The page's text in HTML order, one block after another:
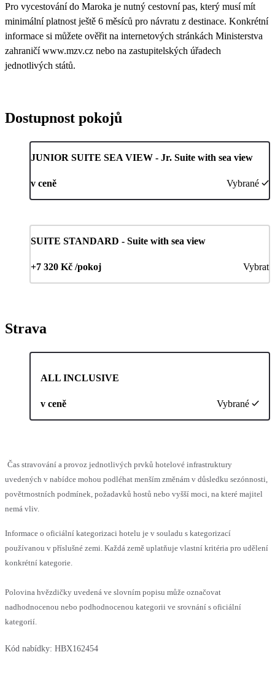
Pro vycestování do Maroka je nutný cestovní pas, který musí mít
minimální platnost ještě 6 měsíců pro návratu z destinace. Konkrétní
informace si můžete ověřit na internetových stránkách Ministerstva
zahraničí www.mzv.cz nebo na zastupitelských úřadech
jednotlivých států.
Dostupnost pokojů
JUNIOR SUITE SEA VIEW - Jr. Suite with sea view
v ceně Vybrané
SUITE STANDARD - Suite with sea view
+7 320 Kč /pokoj Vybrat
Strava
ALL INCLUSIVE
v ceně Vybrané
Čas stravování a provoz jednotlivých prvků hotelové infrastruktury
uvedených v nabídce mohou podléhat menším změnám v důsledku sezónnosti,
povětrnostních podmínek, požadavků hostů nebo vyšší moci, na které majitel
nemá vliv.
Informace o oficiální kategorizaci hotelu je v souladu s kategorizací
používanou v příslušné zemi. Každá země uplatňuje vlastní kritéria pro udělení
konkrétní kategorie.
Polovina hvězdičky uvedená ve slovním popisu může označovat
nadhodnocenou nebo podhodnocenou kategorii ve srovnání s oficiální
kategorií.
Kód nabídky: HBX162454